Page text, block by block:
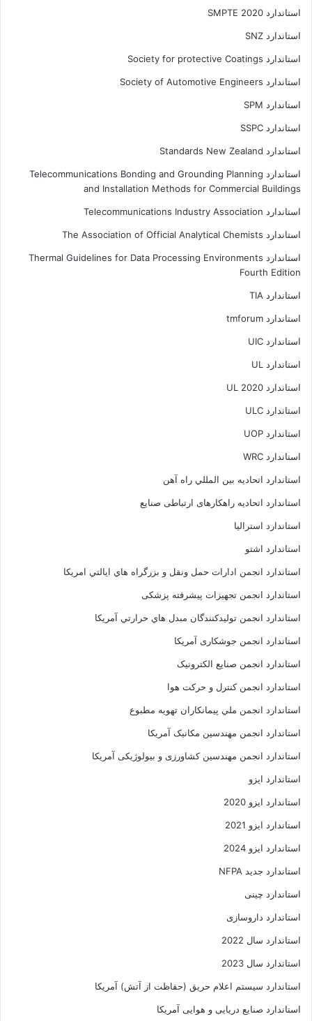
استاندارد SMPTE 2020
استاندارد SNZ
استاندارد Society for protective Coatings
استاندارد Society of Automotive Engineers
استاندارد SPM
استاندارد SSPC
استاندارد Standards New Zealand
استاندارد Telecommunications Bonding and Grounding Planning
and Installation Methods for Commercial Buildings
استاندارد Telecommunications Industry Association
استاندارد The Association of Official Analytical Chemists
استاندارد Thermal Guidelines for Data Processing Environments
Fourth Edition
استاندارد TIA
استاندارد tmforum
استاندارد UIC
استاندارد UL
استاندارد UL 2020
استاندارد ULC
استاندارد UOP
استاندارد WRC
استاندارد اتحاديه بين المللي راه آهن
استاندارد اتحادیه راهکارهای ارتباطی صنایع
استاندارد استرالیا
استاندارد اشتو
استاندارد انجمن ادارات حمل ونقل و بزرگراه هاي ايالتي امريکا
استاندارد انجمن تجهیزات پیشرفته پزشکی
استاندارد انجمن توليدکنندگان مبدل هاي حرارتي آمريکا
استاندارد انجمن جوشکاری آمریکا
استاندارد انجمن صنايع الکترونيک
استاندارد انجمن کنترل و حرکت هوا
استاندارد انجمن ملي پيمانکاران تهويه مطبوع
استاندارد انجمن مهندسين مکانيک آمريکا
استاندارد انجمن مهندسین کشاورزی و بیولوژیکی آمریکا
استاندارد ایزو
استاندارد ایزو 2020
استاندارد ایزو 2021
استاندارد ایزو 2024
استاندارد جدید NFPA
استاندارد چینی
استاندارد داروسازی
استاندارد سال 2022
استاندارد سال 2023
استاندارد سیستم اعلام حریق (حفاظت از آتش) آمریکا
استاندارد صنایع دریایی و هوایی آمریکا